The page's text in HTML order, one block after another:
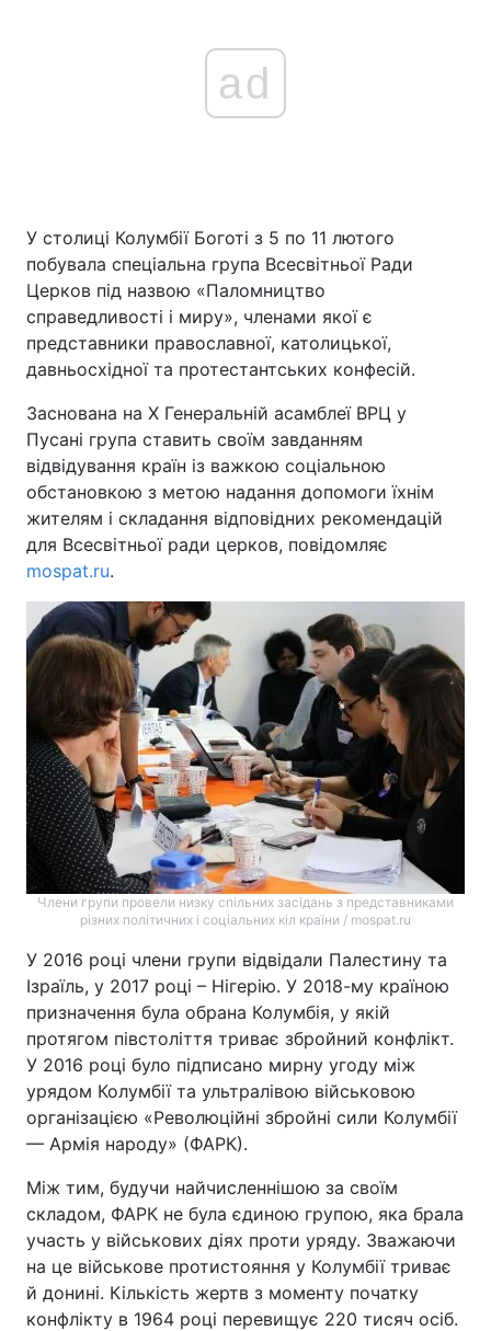
ad
У столиці Колумбії Боготі з 5 по 11 лютого
побувала спеціальна група Всесвітньої Ради
Церков під назвою «Паломництво
справедливості і миру», членами якої є
представники православної, католицької,
давньосхідної та протестантських конфесій.
Заснована на Х Генеральній асамблеї ВРЦ у
Пусані група ставить своїм завданням
відвідування країн із важкою соціальною
обстановкою з метою надання допомоги їхнім
жителям і складання відповідних рекомендацій
для Всесвітньої ради церков, повідомляє
mospat.ru.
Члени групи провели низку спільних засідань з представниками
різних політичних і соціальних кіл країни / mospat.ru
У 2016 році члени групи відвідали Палестину та
Ізраїль, у 2017 році – Нігерію. У 2018-му країною
призначення була обрана Колумбія, у якій
протягом півстоліття триває збройний конфлікт.
У 2016 році було підписано мирну угоду між
урядом Колумбії та ультралівою військовою
організацією «Революційні збройні сили Колумбії
— Армія народу» (ФАРК).
Між тим, будучи найчисленнішою за своїм
складом, ФАРК не була єдиною групою, яка брала
участь у військових діях проти уряду. Зважаючи
на це військове протистояння у Колумбії триває
й донині. Кількість жертв з моменту початку
конфлікту в 1964 році перевищує 220 тисяч осіб.